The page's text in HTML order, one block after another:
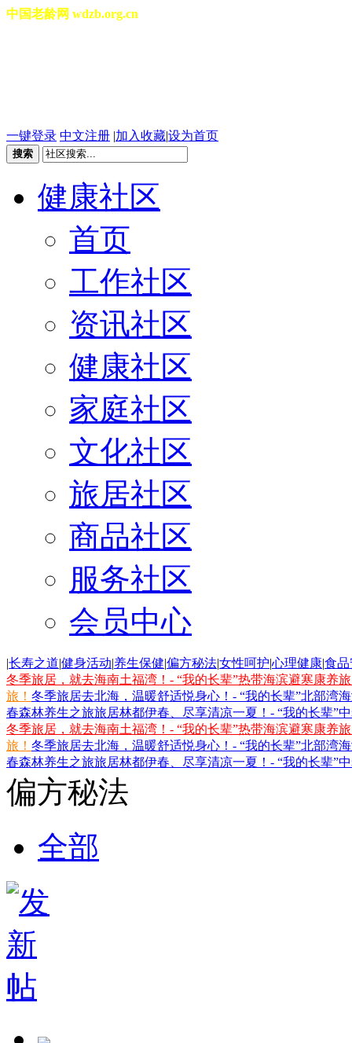
中国老龄网 wdzb.org.cn
一键登录 中文注册 |加入收藏|设为首页
搜索
健康社区
首页
工作社区
资讯社区
健康社区
家庭社区
文化社区
旅居社区
商品社区
服务社区
会员中心
|长寿之道|健身活动|养生保健|偏方秘法|女性呵护|心理健康|食
冬季旅居，就去海南土福湾！- “我的长辈”热带海滨避寒康养
旅！ 冬季旅居去北海，温暖舒适悦身心！- “我的长辈”北部湾
春森林养生之旅旅居林都伊春、尽享清凉一夏！- “我的长辈”
冬季旅居，就去海南土福湾！- “我的长辈”热带海滨避寒康养
旅！ 冬季旅居去北海，温暖舒适悦身心！- “我的长辈”北部湾
春森林养生之旅旅居林都伊春、尽享清凉一夏！- “我的长辈”
偏方秘法
全部